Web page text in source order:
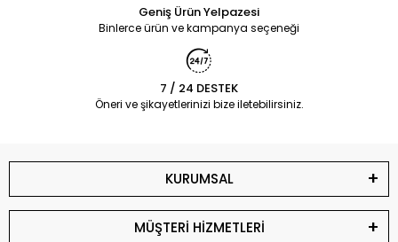
Geniş Ürün Yelpazesi
Binlerce ürün ve kampanya seçeneği
7 / 24 DESTEK
Öneri ve şikayetlerinizi bize iletebilirsiniz.
KURUMSAL
MÜŞTERİ HİZMETLERİ